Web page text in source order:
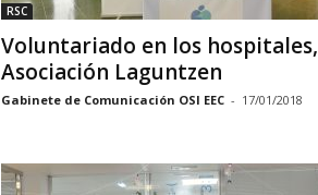
RSC
Voluntariado en los hospitales,
Asociación Laguntzen
Gabinete de Comunicación OSI EEC - 17/01/2018